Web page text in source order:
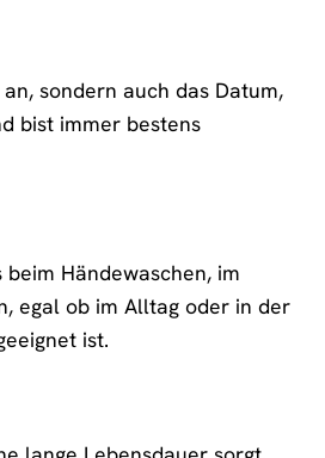
sondern auch das Datum,
bist immer bestens
Händewaschen, im
egal ob im Alltag oder in der
ist.